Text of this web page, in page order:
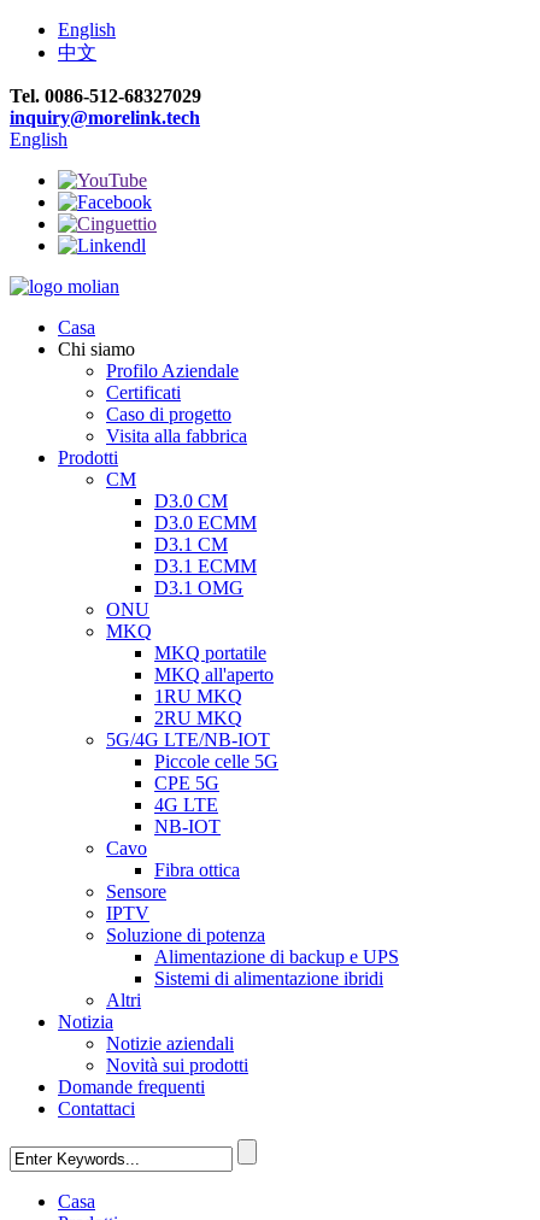
English
中文
Tel. 0086-512-68327029
inquiry@morelink.tech
English
Casa
Chi siamo
Profilo Aziendale
Certificati
Caso di progetto
Visita alla fabbrica
Prodotti
CM
D3.0 CM
D3.0 ECMM
D3.1 CM
D3.1 ECMM
D3.1 OMG
ONU
MKQ
MKQ portatile
MKQ all'aperto
1RU MKQ
2RU MKQ
5G/4G LTE/NB-IOT
Piccole celle 5G
CPE 5G
4G LTE
NB-IOT
Cavo
Fibra ottica
Sensore
IPTV
Soluzione di potenza
Alimentazione di backup e UPS
Sistemi di alimentazione ibridi
Altri
Notizia
Notizie aziendali
Novità sui prodotti
Domande frequenti
Contattaci
Casa